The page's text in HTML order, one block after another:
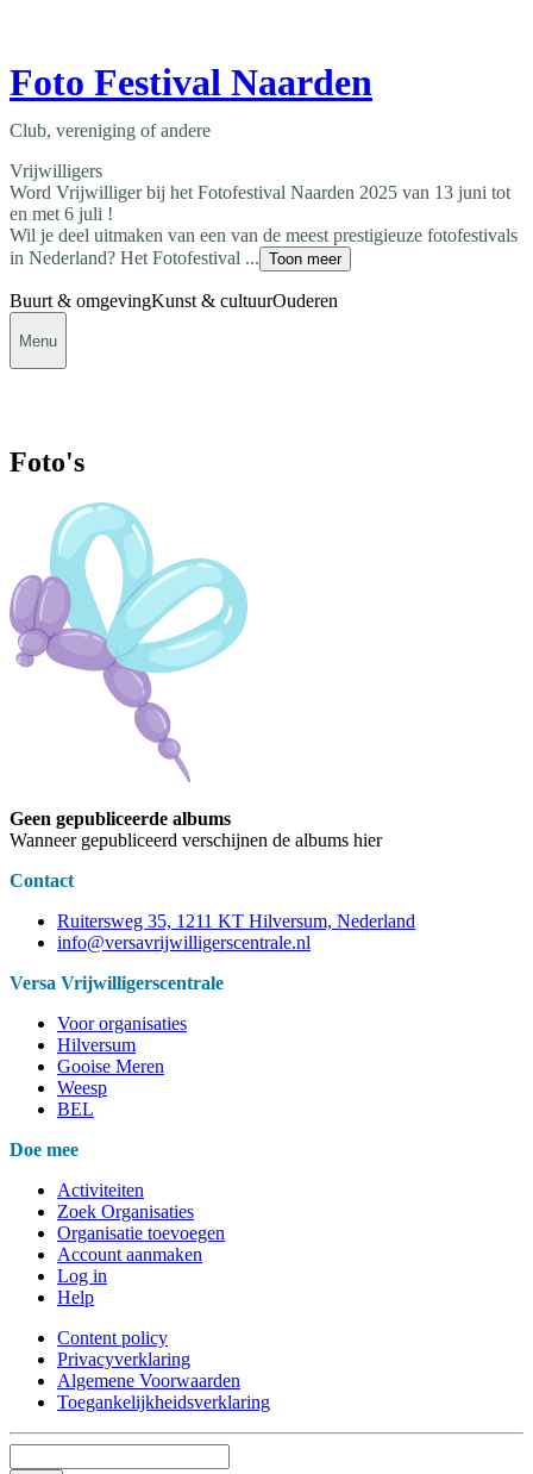
Foto Festival Naarden
Club, vereniging of andere
Vrijwilligers
Word Vrijwilliger bij het Fotofestival Naarden 2025 van 13 juni tot
en met 6 juli !
Wil je deel uitmaken van een van de meest prestigieuze fotofestivals
in Nederland? Het Fotofestival ... Toon meer
Buurt & omgevingKunst & cultuurOuderen
Menu
Foto's
Geen gepubliceerde albums
Wanneer gepubliceerd verschijnen de albums hier
Contact
Ruitersweg 35, 1211 KT Hilversum, Nederland
info@versavrijwilligerscentrale.nl
Versa Vrijwilligerscentrale
Voor organisaties
Hilversum
Gooise Meren
Weesp
BEL
Doe mee
Activiteiten
Zoek Organisaties
Organisatie toevoegen
Account aanmaken
Log in
Help
Content policy
Privacyverklaring
Algemene Voorwaarden
Toegankelijkheidsverklaring